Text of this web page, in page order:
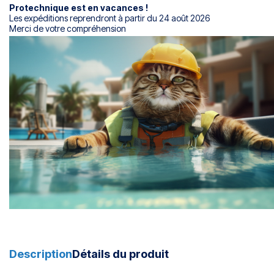
Protechnique est en vacances !
Les expéditions reprendront à partir du 24 août 2026
Merci de votre compréhension
DescriptionDétails du produit